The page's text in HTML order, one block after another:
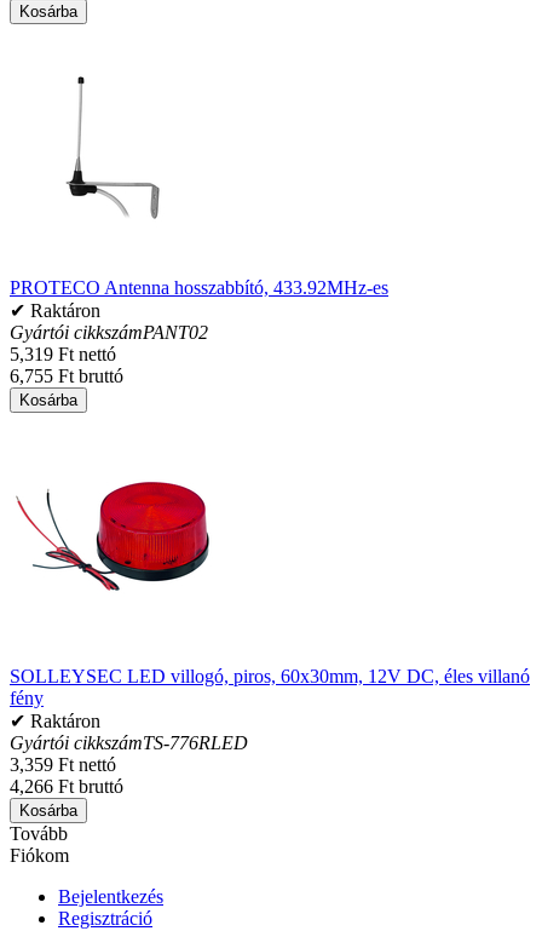
Kosárba
PROTECO Antenna hosszabbító, 433.92MHz-es
✔ Raktáron
Gyártói cikkszámPANT02
5,319 Ft nettó
6,755 Ft bruttó
Kosárba
SOLLEYSEC LED villogó, piros, 60x30mm, 12V DC, éles villanó
fény
✔ Raktáron
Gyártói cikkszámTS-776RLED
3,359 Ft nettó
4,266 Ft bruttó
Kosárba
Tovább
Fiókom
Bejelentkezés
Regisztráció